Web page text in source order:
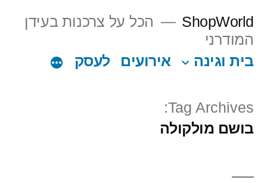
content
ShopWorld
הכל על צרכנות בעידן
המודרני
בית וגינה
אירועים לעסק
Tag Archives:
בושם מולקולה